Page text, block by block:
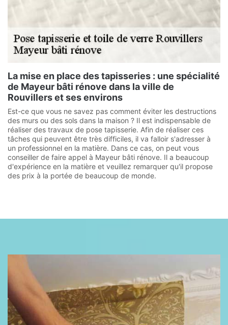
La mise en place des tapisseries : une spécialité
de Mayeur bâti rénove dans la ville de
Rouvillers et ses environs
Est-ce que vous ne savez pas comment éviter les destructions
des murs ou des sols dans la maison ? Il est indispensable de
réaliser des travaux de pose tapisserie. Afin de réaliser ces
tâches qui peuvent être très difficiles, il va falloir s'adresser à
un professionnel en la matière. Dans ce cas, on peut vous
conseiller de faire appel à Mayeur bâti rénove. Il a beaucoup
d'expérience en la matière et veuillez remarquer qu'il propose
des prix à la portée de beaucoup de monde.